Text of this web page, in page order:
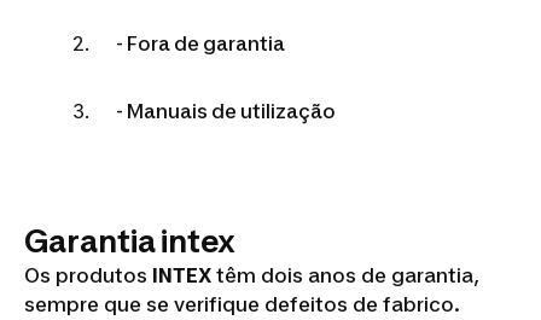
- Fora de garantia
- Manuais de utilização
Garantia intex
Os produtos INTEX têm dois anos de garantia,
sempre que se verifique defeitos de fabrico.